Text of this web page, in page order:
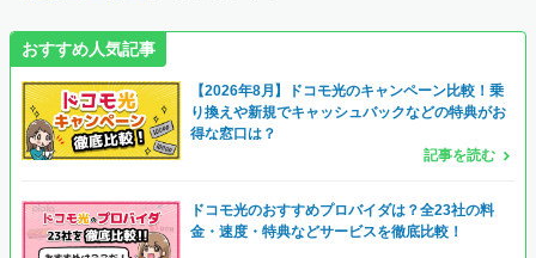
おすすめ人気記事
【2026年8月】ドコモ光のキャンペーン比較！乗
り換えや新規でキャッシュバックなどの特典がお
得な窓口は？
記事を読む
ドコモ光のおすすめプロバイダは？全23社の料
金・速度・特典などサービスを徹底比較！